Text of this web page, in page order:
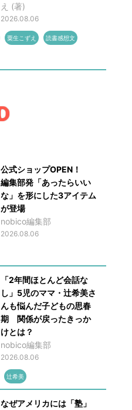
え (著)
2026.08.06
粟生こずえ 読書感想文
公式ショップOPEN！
編集部発「あったらいい
な」を形にした3アイテム
が登場
nobico編集部
2026.08.06
「2年間ほとんど会話な
し」5児のママ・辻希美さ
んも悩んだ子どもの思春
期 関係が戻ったきっか
けとは？
nobico編集部
2026.08.06
辻希美
なぜアメリカには「塾」